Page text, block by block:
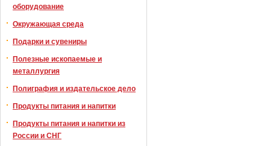
оборудование
Окружающая среда
Подарки и сувениры
Полезные ископаемые и
металлургия
Полиграфия и издательское дело
Продукты питания и напитки
Продукты питания и напитки из
России и СНГ